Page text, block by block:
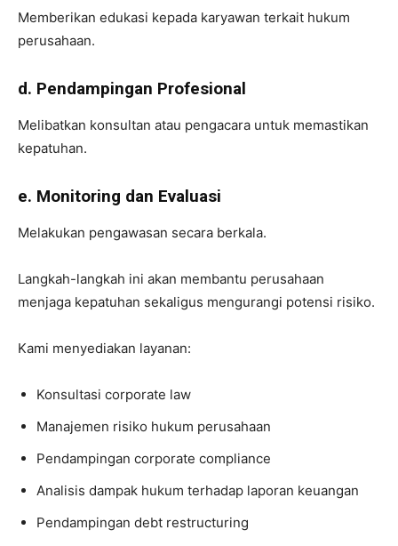
Memberikan edukasi kepada karyawan terkait hukum
perusahaan.
d. Pendampingan Profesional
Melibatkan konsultan atau pengacara untuk memastikan
kepatuhan.
e. Monitoring dan Evaluasi
Melakukan pengawasan secara berkala.
Langkah-langkah ini akan membantu perusahaan
menjaga kepatuhan sekaligus mengurangi potensi risiko.
Kami menyediakan layanan:
Konsultasi corporate law
Manajemen risiko hukum perusahaan
Pendampingan corporate compliance
Analisis dampak hukum terhadap laporan keuangan
Pendampingan debt restructuring